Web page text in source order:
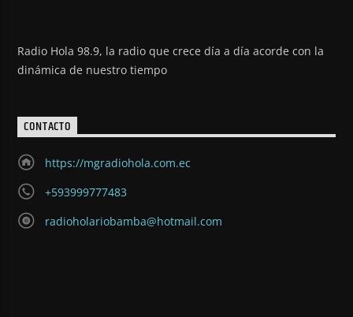
Radio Hola 98.9, la radio que crece día a día acorde con la
dinámica de nuestro tiempo
CONTACTO
https://mgradiohola.com.ec
+593999777483
radioholariobamba@hotmail.com